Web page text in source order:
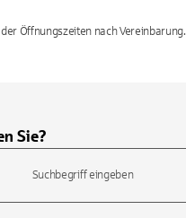
Öffnungszeiten nach Vereinbarung.
Sie?